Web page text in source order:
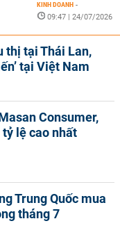
KINH DOANH -
09:47 | 24/07/2026
thị tại Thái Lan,
tại Việt Nam
Consumer,
tỷ lệ cao nhất
Trung Quốc mua
tháng 7